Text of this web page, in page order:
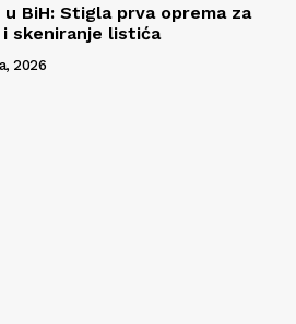
BiH: Stigla prva oprema za
skeniranje listića
2026